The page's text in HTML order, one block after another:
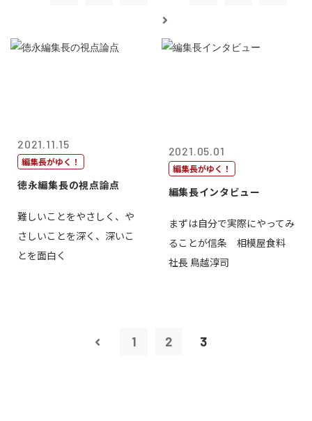
2021.11.15
編集長がゆく！
徳永編集長の視点論点
難しいことをやさしく、や
さしいことを深く、深いこ
とを面白く
2021.05.01
編集長がゆく！
編集長インタビュー
まずは自分で実際にやってみ
ることが信条 相模屋食料
社長 鳥越淳司
1 2 3